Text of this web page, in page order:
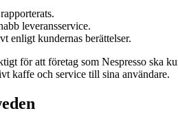
leveransservice.
enligt kundernas berättelser.
för att företag som Nespresso ska
kaffe och service till sina användare.